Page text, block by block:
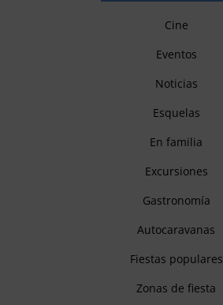
Cine
Eventos
Noticias
Esquelas
En familia
Excursiones
Gastronomía
Autocaravanas
Fiestas populares
Zonas de fiesta